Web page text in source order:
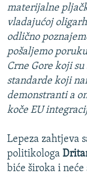
materijalne
vladajućoj
odlično
pošaljemo
Crne Gore koji
standarde koji
demonstranti a
koče EU
Lepeza zahtjeva
politikologa
biće široka i neće